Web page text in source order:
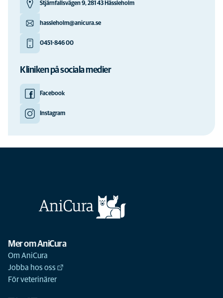
Stjärnfallsvägen 9, 281 43 Hässleholm
hassleholm@anicura.se
0451-846 00
Kliniken på sociala medier
Facebook
Instagram
Mer om AniCura
Om AniCura
Jobba hos oss
För veterinärer